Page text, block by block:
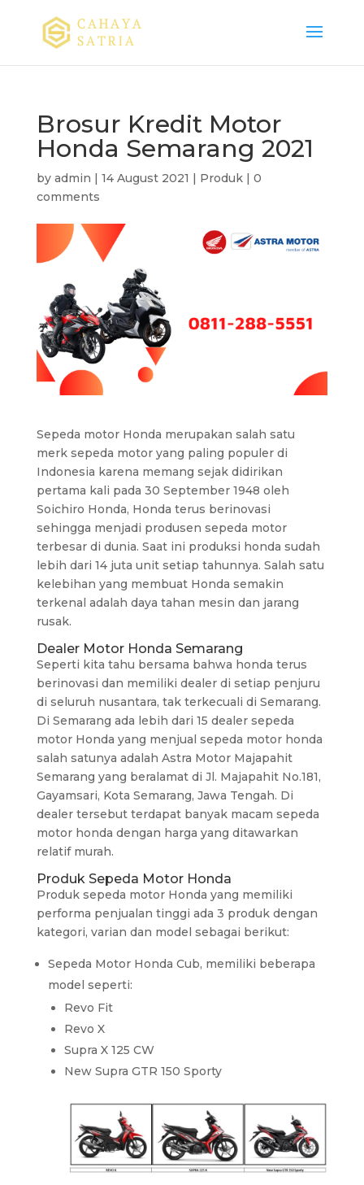
Brosur Kredit Motor
Honda Semarang 2021
by admin | 14 August 2021 | Produk| 0
comments
Sepeda motor Honda merupakan salah satu
merk sepeda motor yang paling populer di
Indonesia karena memang sejak didirikan
pertama kali pada 30 September 1948 oleh
Soichiro Honda, Honda terus berinovasi
sehingga menjadi produsen sepeda motor
terbesar di dunia. Saat ini produksi honda sudah
lebih dari 14 juta unit setiap tahunnya. Salah satu
kelebihan yang membuat Honda semakin
terkenal adalah daya tahan mesin dan jarang
rusak.
Dealer Motor Honda Semarang
Seperti kita tahu bersama bahwa honda terus
berinovasi dan memiliki dealer di setiap penjuru
di seluruh nusantara, tak terkecuali di Semarang.
Di Semarang ada lebih dari 15 dealer sepeda
motor Honda yang menjual sepeda motor honda
salah satunya adalah Astra Motor Majapahit
Semarang yang beralamat di Jl. Majapahit No.181,
Gayamsari, Kota Semarang, Jawa Tengah. Di
dealer tersebut terdapat banyak macam sepeda
motor honda dengan harga yang ditawarkan
relatif murah.
Produk Sepeda Motor Honda
Produk sepeda motor Honda yang memiliki
performa penjualan tinggi ada 3 produk dengan
kategori, varian dan model sebagai berikut:
Sepeda Motor Honda Cub, memiliki beberapa
model seperti:
Revo Fit
Revo X
Supra X 125 CW
New Supra GTR 150 Sporty